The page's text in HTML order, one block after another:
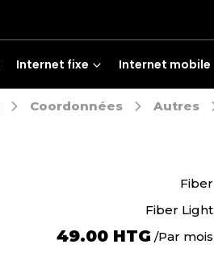
Internet fixe Internet mobile
Coordonnées Autres
Fiber
Fiber Light
49.00 HTG/Par mois